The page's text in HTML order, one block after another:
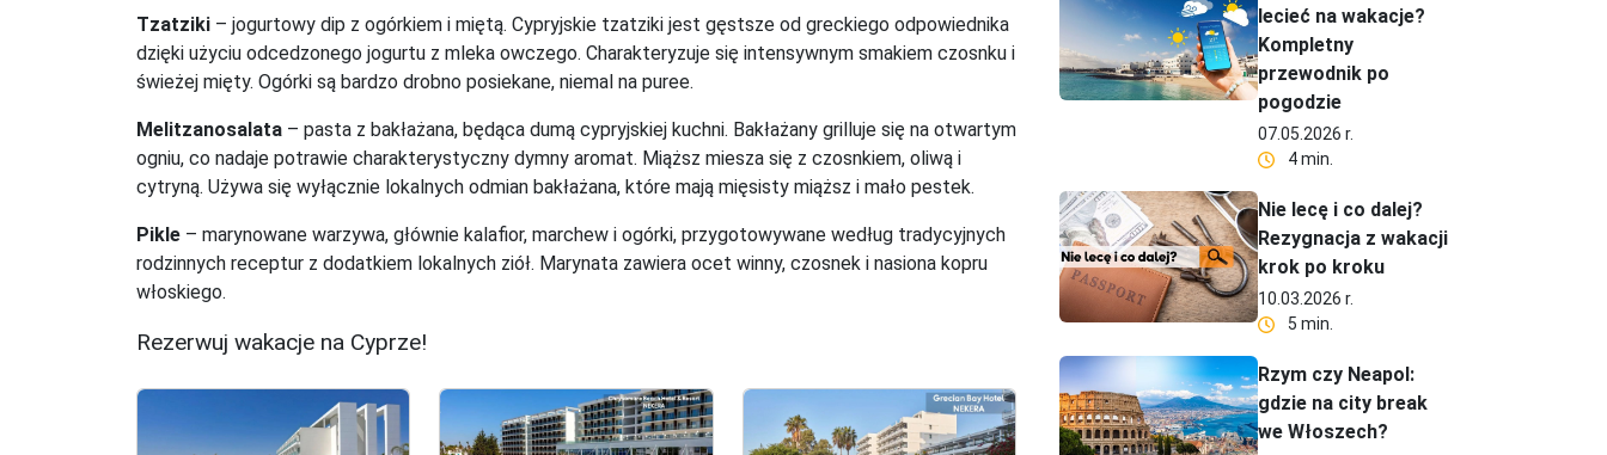
Tzatziki – jogurtowy dip z ogórkiem i miętą. Cypryjskie tzatziki jest gęstsze od greckiego odpowiednika
dzięki użyciu odcedzonego jogurtu z mleka owczego. Charakteryzuje się intensywnym smakiem czosnku i
świeżej mięty. Ogórki są bardzo drobno posiekane, niemal na puree.
Melitzanosalata – pasta z bakłażana, będąca dumą cypryjskiej kuchni. Bakłażany grilluje się na otwartym
ogniu, co nadaje potrawie charakterystyczny dymny aromat. Miąższ miesza się z czosnkiem, oliwą i
cytryną. Używa się wyłącznie lokalnych odmian bakłażana, które mają mięsisty miąższ i mało pestek.
Pikle – marynowane warzywa, głównie kalafior, marchew i ogórki, przygotowywane według tradycyjnych
rodzinnych receptur z dodatkiem lokalnych ziół. Marynata zawiera ocet winny, czosnek i nasiona kopru
włoskiego.
Rezerwuj wakacje na Cyprze!
lecieć na wakacje?
Kompletny
przewodnik po
pogodzie
07.05.2026 r.
4 min.
Nie lecę i co dalej?
Rezygnacja z wakacji
krok po kroku
10.03.2026 r.
5 min.
Rzym czy Neapol:
gdzie na city break
we Włoszech?